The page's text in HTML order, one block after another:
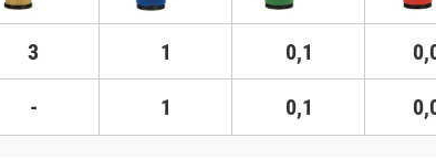
3 1 0,1
- 1 0,1